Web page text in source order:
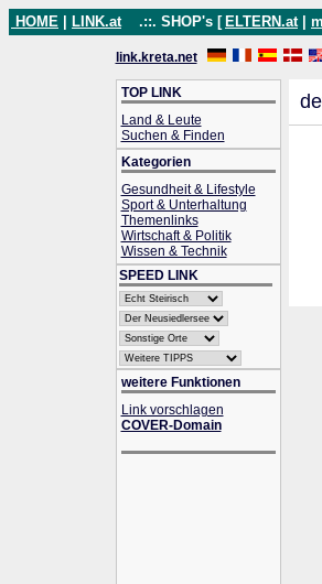
HOME LINK.at .::. SHOP's [ ELTERN.at
link.kreta.net
TOP LINK
Land & Leute
Suchen & Finden
Kategorien
Gesundheit & Lifestyle
Sport & Unterhaltung
Themenlinks
Wirtschaft & Politik
Wissen & Technik
SPEED LINK
weitere Funktionen
Link vorschlagen
COVER-Domain